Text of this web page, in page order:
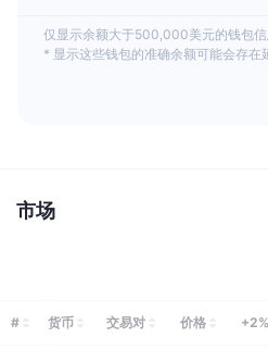
仅显示余额大于500,000美元的钱包信
* 显示这些钱包的准确余额可能会存在
市场
# 货币 交易对 价格